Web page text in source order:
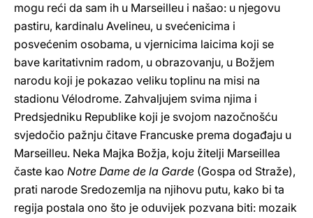
mogu reći da sam ih u Marseilleu i našao: u njegovu
pastiru, kardinalu Avelineu, u svećenicima i
posvećenim osobama, u vjernicima laicima koji se
bave karitativnim radom, u obrazovanju, u Božjem
narodu koji je pokazao veliku toplinu na misi na
stadionu Vélodrome. Zahvaljujem svima njima i
Predsjedniku Republike koji je svojom nazočnošću
svjedočio pažnju čitave Francuske prema događaju u
Marseilleu. Neka Majka Božja, koju žitelji Marseillea
časte kao Notre Dame de la Garde (Gospa od Straže),
prati narode Sredozemlja na njihovu putu, kako bi ta
regija postala ono što je oduvijek pozvana biti: mozaik